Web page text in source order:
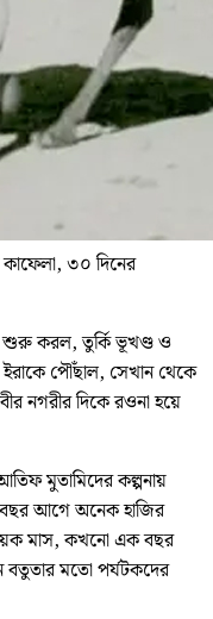
৩০ দিনের
শুরু করল, তুর্কি ভূখণ্ড ও
পৌঁছাল, সেখান থেকে
নগরীর দিকে রওনা হয়ে
মুতামিদের কল্পনায়
বছর আগে অনেক হাজির
মাস, কখনো এক বছর
বতুতার মতো পর্যটকদের